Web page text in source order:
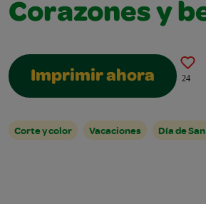
Corazones y
Imprimir ahora 24
Corte y color Vacaciones Día de